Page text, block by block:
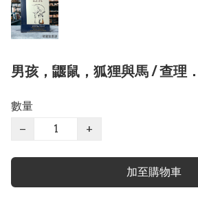
男孩，鼴鼠，狐狸與馬 / 查理
數量
−
+
加至購物車